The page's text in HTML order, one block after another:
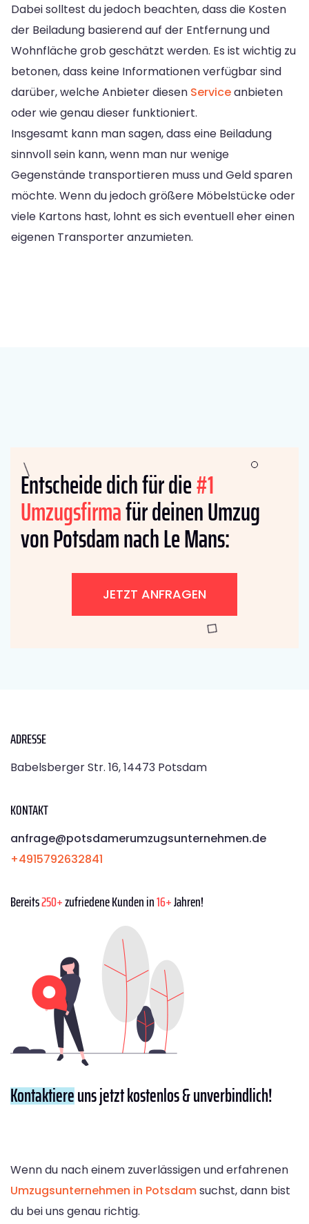
Dabei solltest du jedoch beachten, dass die Kosten
der Beiladung basierend auf der Entfernung und
Wohnfläche grob geschätzt werden. Es ist wichtig zu
betonen, dass keine Informationen verfügbar sind
darüber, welche Anbieter diesen Serviceanbieten
oder wie genau dieser funktioniert.
Insgesamt kann man sagen, dass eine Beiladung
sinnvoll sein kann, wenn man nur wenige
Gegenstände transportieren muss und Geld sparen
möchte. Wenn du jedoch größere Möbelstücke oder
viele Kartons hast, lohnt es sich eventuell eher einen
eigenen Transporter anzumieten.
Entscheide dich für die#1
Umzugsfirmafür deinen Umzug
von Potsdam nach Le Mans:
JETZT ANFRAGEN
ADRESSE
Babelsberger Str. 16, 14473 Potsdam
KONTAKT
anfrage@potsdamerumzugsunternehmen.de
+4915792632841
Bereits250+zufriedene Kunden in16+Jahren!
Kontaktiereuns jetzt kostenlos & unverbindlich!
Wenn du nach einem zuverlässigen und erfahrenen
Umzugsunternehmen in Potsdamsuchst, dann bist
du bei uns genau richtig.